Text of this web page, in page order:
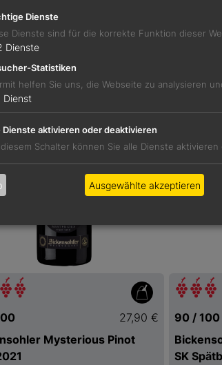
Details
27,90 €
Mysterious Pinot
90 / 100
SK
Dienste
Dienste sind für die korrekte Funktion dieser
Dienste
Statistiken
helfen Sie uns, die Webseite zu analysieren
Dienst
Dienste aktivieren oder deaktivieren
Schalter können Sie alle Dienste
Ausgewählte akzeptieren